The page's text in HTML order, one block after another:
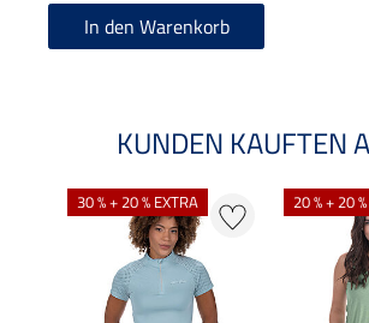
In den Warenkorb
KUNDEN KAUFTEN
30 % + 20 % EXTRA 20 % + 20